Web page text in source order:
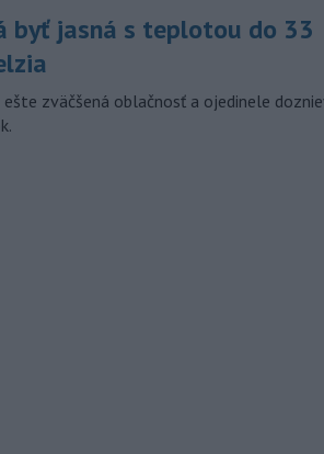
byť jasná s teplotou do 33
zväčšená oblačnosť a ojedinele